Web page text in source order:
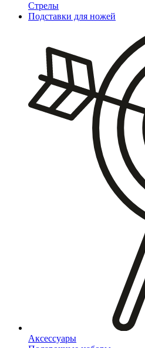
Стрелы
Подставки для ножей
Аксессуары